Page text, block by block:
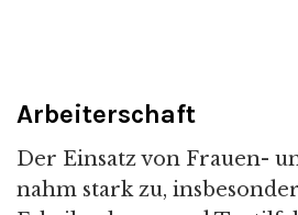
Arbeiterschaft
Der Einsatz von Frauen-
nahm stark zu,